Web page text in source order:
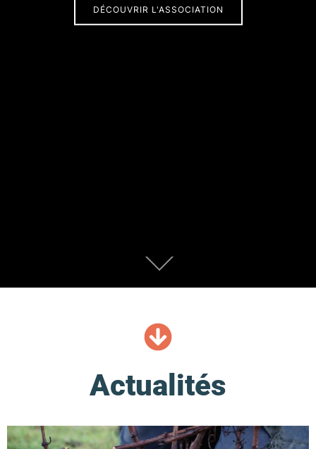
DÉCOUVRIR L'ASSOCIATION
Actualités